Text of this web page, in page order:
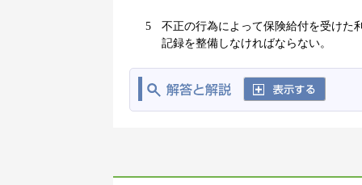
5
不正の行為によって保険給付を受けた
記録を整備しなければならない。